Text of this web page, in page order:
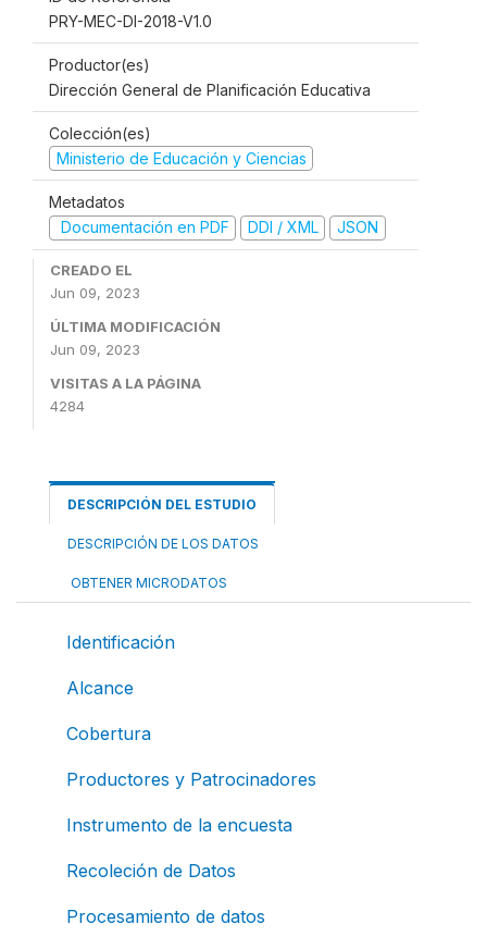
PRY-MEC-DI-2018-V1.0
Productor(es)
Dirección General de Planificación Educativa
Colección(es)
Ministerio de Educación y Ciencias
Metadatos
Documentación en PDF
DDI / XML JSON
CREADO EL
Jun 09, 2023
ÚLTIMA MODIFICACIÓN
Jun 09, 2023
VISITAS A LA PÁGINA
4284
DESCRIPCIÓN DEL ESTUDIO
DESCRIPCIÓN DE LOS DATOS
OBTENER MICRODATOS
Identificación
Alcance
Cobertura
Productores y Patrocinadores
Instrumento de la encuesta
Recoleción de Datos
Procesamiento de datos